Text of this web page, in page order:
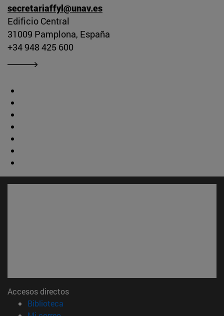
secretariaffyl@unav.es
Edificio Central
31009 Pamplona, España
+34 948 425 600
Accesos directos
Biblioteca